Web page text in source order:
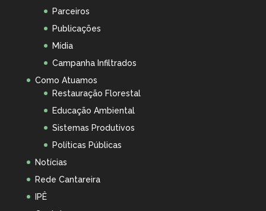
Parceiros
Publicações
Mídia
Campanha Infiltrados
Como Atuamos
Restauração Florestal
Educação Ambiental
Sistemas Produtivos
Políticas Públicas
Notícias
Rede Cantareira
IPÊ